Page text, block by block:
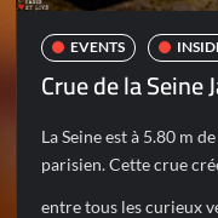
EVENTS
Crue de la Seine
La Seine est à 5.80 m
parisien. Cette crue
entre tous les curieux